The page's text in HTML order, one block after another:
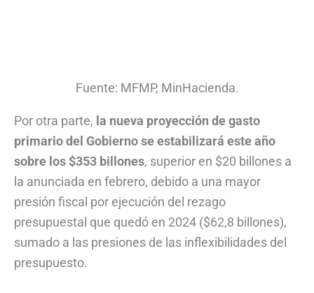
Fuente: MFMP, MinHacienda.
Por otra parte, la nueva proyección de gasto
primario del Gobierno se estabilizará este año
sobre los $353 billones, superior en $20 billones a
la anunciada en febrero, debido a una mayor
presión fiscal por ejecución del rezago
presupuestal que quedó en 2024 ($62,8 billones),
sumado a las presiones de las inflexibilidades del
presupuesto.